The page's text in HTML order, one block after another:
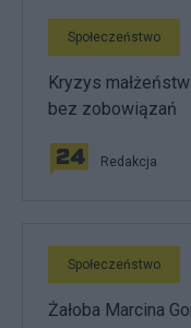
Społeczeństwo
Kryzys
bez zobowiązań
Redakcja
Społeczeństwo
Żałoba Marcina